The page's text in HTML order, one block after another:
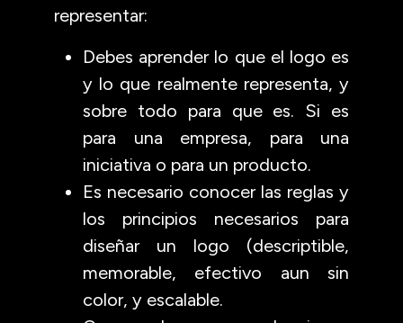
representar:
Debes aprender lo que el logo es
y lo que realmente representa, y
sobre todo para que es. Si es
para una empresa, para una
iniciativa o para un producto.
Es necesario conocer las reglas y
los principios necesarios para
diseñar un logo (descriptible,
memorable, efectivo aun sin
color, y escalable.